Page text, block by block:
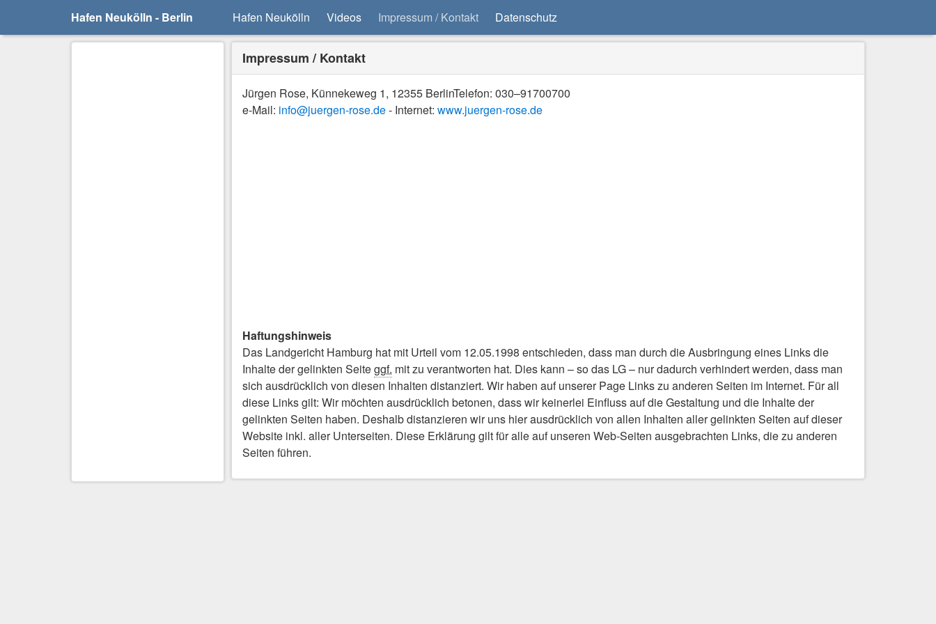
Hafen Neukölln - Berlin Hafen Neukölln Videos Impressum / Kontakt Datenschutz
Impressum / Kontakt
Jürgen Rose, Künnekeweg 1, 12355 BerlinTelefon: 030–91700700
e-Mail: info@juergen-rose.de- Internet: www.juergen-rose.de
Haftungshinweis
Das Landgericht Hamburg hat mit Urteil vom 12.05.1998 entschieden, dass man durch die Ausbringung eines Links die
Inhalte der gelinkten Seiteggf. mit zu verantworten hat. Dies kann – so das LG – nur dadurch verhindert werden, dass man
sich ausdrücklich von diesen Inhalten distanziert. Wir haben auf unserer Page Links zu anderen Seiten im Internet. Für all
diese Links gilt: Wir möchten ausdrücklich betonen, dass wir keinerlei Einfluss auf die Gestaltung und die Inhalte der
gelinkten Seiten haben. Deshalb distanzieren wir uns hier ausdrücklich von allen Inhalten aller gelinkten Seiten auf dieser
Website inkl. aller Unterseiten. Diese Erklärung gilt für alle auf unseren Web-Seiten ausgebrachten Links, die zu anderen
Seiten führen.